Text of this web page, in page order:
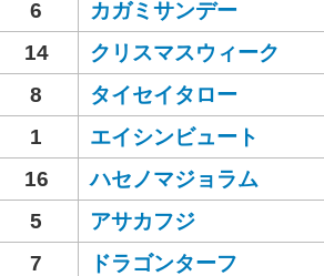
6 カガミサンデー
14 クリスマスウィーク
8 タイセイタロー
1 エイシンビュート
16 ハセノマジョラム
5 アサカフジ
7 ドラゴンターフ